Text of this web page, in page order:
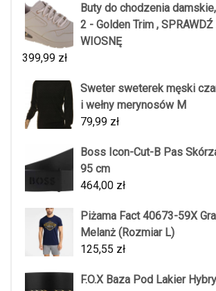
Buty do chodzenia
2 - Golden Trim ,
WIOSNĘ
399,99 zł
Sweter sweterek męski
i wełny merynosów M
79,99 zł
Boss Icon-Cut-B Pas
95 cm
464,00 zł
Piżama Fact 40673-59X
Melanż (Rozmiar L)
125,55 zł
F.O.X Baza Pod Lakier